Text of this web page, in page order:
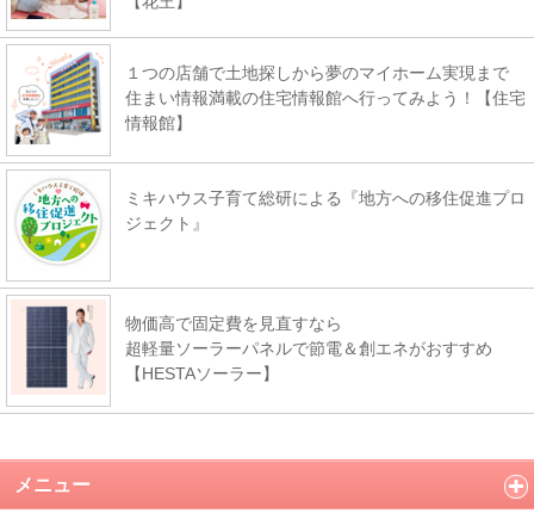
１つの店舗で土地探しから夢のマイホーム実現まで
住まい情報満載の住宅情報館へ行ってみよう！【住宅
情報館】
ミキハウス子育て総研による『地方への移住促進プロ
ジェクト』
物価高で固定費を見直すなら
超軽量ソーラーパネルで節電＆創エネがおすすめ
【HESTAソーラー】
メニュー